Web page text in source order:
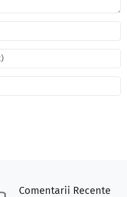
Comentarii Recente